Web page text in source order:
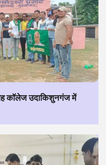
कॉलेज उदाकिशुनगंज में